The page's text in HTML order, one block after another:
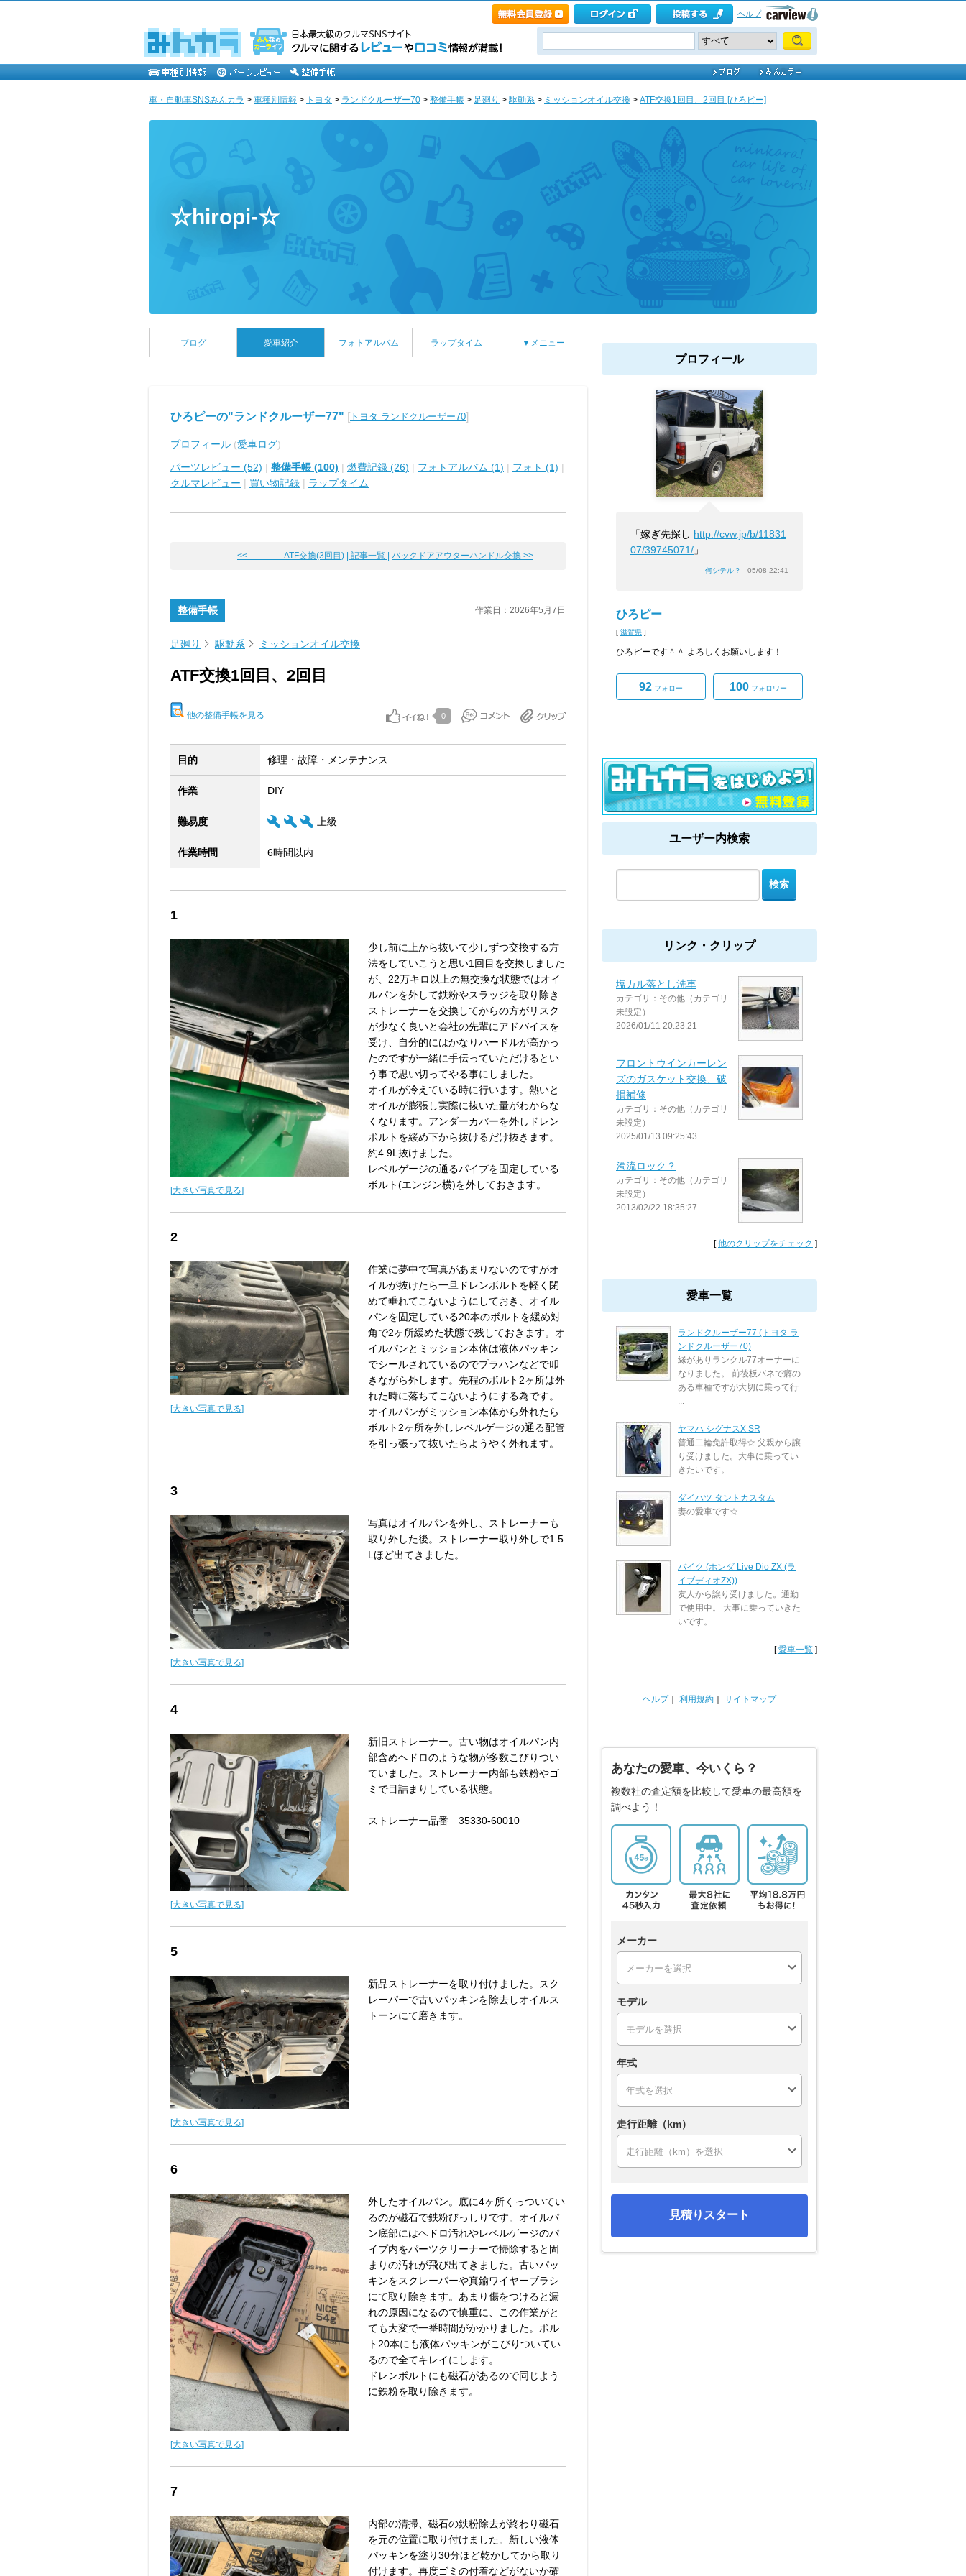
ヘルプ
車・自動車SNSみんカラ > 車種別情報 > トヨタ > ランドクルーザー70 > 整備手帳 > 足廻り >駆動系 > ミッションオイル交換 > ATF交換1回目、2回目 [ひろピー]
☆hiropi-☆
ブログ 愛車紹介 フォトアルバム ラップタイム ▼メニュー
ひろピーの"ランドクルーザー77" [ トヨタ ランドクルーザー70]
プロフィール (愛車ログ)
パーツレビュー (52) | 整備手帳 (100) | 燃費記録 (26) | フォトアルバム (1) | フォト (1) |
クルマレビュー | 買い物記録 | ラップタイム
<< ATF交換(3回目) | 記事一覧 | バックドアアウターハンドル交換 >>
整備手帳 作業日：2026年5月7日
足廻り 駆動系 ミッションオイル交換
ATF交換1回目、2回目
他の整備手帳を見る 0
目的 修理・故障・メンテナンス
作業 DIY
難易度 上級
作業時間 6時間以内
1
[大きい写真で見る]
少し前に上から抜いて少しずつ交換する方
法をしていこうと思い1回目を交換しました
が、22万キロ以上の無交換な状態ではオイ
ルパンを外して鉄粉やスラッジを取り除き
ストレーナーを交換してからの方がリスク
が少なく良いと会社の先輩にアドバイスを
受け、自分的にはかなりハードルが高かっ
たのですが一緒に手伝っていただけるとい
う事で思い切ってやる事にしました。
オイルが冷えている時に行います。熱いと
オイルが膨張し実際に抜いた量がわからな
くなります。アンダーカバーを外しドレン
ボルトを緩め下から抜けるだけ抜きます。
約4.9L抜けました。
レベルゲージの通るパイプを固定している
ボルト(エンジン横)を外しておきます。
2
[大きい写真で見る]
作業に夢中で写真があまりないのですがオ
イルが抜けたら一旦ドレンボルトを軽く閉
めて垂れてこないようにしておき、オイル
パンを固定している20本のボルトを緩め対
角で2ヶ所緩めた状態で残しておきます。オ
イルパンとミッション本体は液体パッキン
でシールされているのでプラハンなどで叩
きながら外します。先程のボルト2ヶ所は外
れた時に落ちてこないようにする為です。
オイルパンがミッション本体から外れたら
ボルト2ヶ所を外しレベルゲージの通る配管
を引っ張って抜いたらようやく外れます。
3
[大きい写真で見る]
写真はオイルパンを外し、ストレーナーも
取り外した後。ストレーナー取り外しで1.5
Lほど出てきました。
4
[大きい写真で見る]
新旧ストレーナー。古い物はオイルパン内
部含めヘドロのような物が多数こびりつい
ていました。ストレーナー内部も鉄粉やゴ
ミで目詰まりしている状態。
ストレーナー品番 35330-60010
5
[大きい写真で見る]
新品ストレーナーを取り付けました。スク
レーパーで古いパッキンを除去しオイルス
トーンにて磨きます。
6
[大きい写真で見る]
外したオイルパン。底に4ヶ所くっついてい
るのが磁石で鉄粉びっしりです。オイルパ
ン底部にはヘドロ汚れやレベルゲージのパ
イプ内をパーツクリーナーで掃除すると固
まりの汚れが飛び出てきました。古いパッ
キンをスクレーパーや真鍮ワイヤーブラシ
にて取り除きます。あまり傷をつけると漏
れの原因になるので慎重に、この作業がと
ても大変で一番時間がかかりました。ボル
ト20本にも液体パッキンがこびりついてい
るので全てキレイにします。
ドレンボルトにも磁石があるので同じよう
に鉄粉を取り除きます。
7
内部の清掃、磁石の鉄粉除去が終わり磁石
を元の位置に取り付けました。新しい液体
パッキンを塗り30分ほど乾かしてから取り
付けます。再度ゴミの付着などがないか確
プロフィール
「嫁ぎ先探し http://cvw.jp/b/11831
07/39745071/ 」
何シテル？ 05/08 22:41
ひろピー
[ 滋賀県 ]
ひろピーです＾＾ よろしくお願いします！
92 フォロー 100フォロワー
ユーザー内検索
リンク・クリップ
塩カル落とし洗車
カテゴリ：その他（カテゴリ
未設定）
2026/01/11 20:23:21
フロントウインカーレン
ズのガスケット交換、破
損補修
カテゴリ：その他（カテゴリ
未設定）
2025/01/13 09:25:43
濁流ロック？
カテゴリ：その他（カテゴリ
未設定）
2013/02/22 18:35:27
[他のクリップをチェック ]
愛車一覧
ランドクルーザー77 (トヨタ ラ
ンドクルーザー70)
縁がありランクル77オーナーに
なりました。 前後板バネで癖の
ある車種ですが大切に乗って行
...
ヤマハ シグナスX SR
普通二輪免許取得☆ 父親から譲
り受けました。大事に乗ってい
きたいです。
ダイハツ タントカスタム
妻の愛車です☆
バイク (ホンダ Live Dio ZX (ラ
イブディオZX))
友人から譲り受けました。通勤
で使用中。 大事に乗っていきた
いです。
[愛車一覧 ]
ヘルプ｜ 利用規約 サイトマップ
あなたの愛車、今いくら？
複数社の査定額を比較して愛車の最高額を
調べよう！
メーカー
モデル
年式
走行距離（km）
見積りスタート